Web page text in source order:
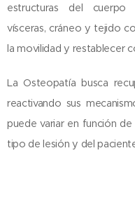
estructuras del cuerpo
vísceras, cráneo y tejido
la movilidad y restablecer
La Osteopatía busca
reactivando sus
puede variar en función
tipo de lesión y del